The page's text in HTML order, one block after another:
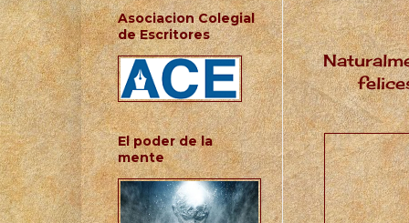
Asociacion Colegial
de Escritores
El poder de la
mente